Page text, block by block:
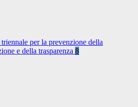
per la prevenzione della
e della trasparenza 8